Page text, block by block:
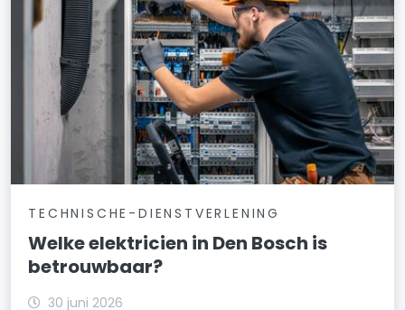
TECHNISCHE-DIENSTVERLENING
Welke elektricien in Den Bosch is
betrouwbaar?
30 juni 2026